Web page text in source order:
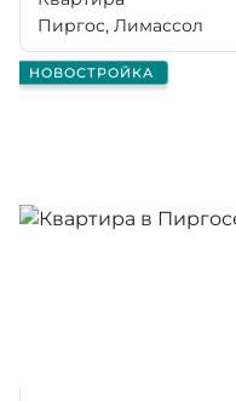
Пиргос, Лимассол
НОВОСТРОЙКА